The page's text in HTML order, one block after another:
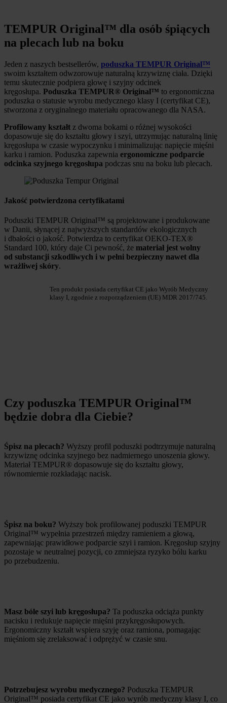
TEMPUR Original™ dla osób śpiących
na plecach lub na boku
Jeden z naszych bestsellerów, poduszka TEMPUR Original™
swoim kształtem odwzorowuje naturalną krzywiznę ciała. Dzięki
temu skutecznie podpiera głowę i szyjny odcinek
kręgosłupa. Poduszka TEMPUR® Original™ to ergonomiczna
poduszka o statusie wyrobu medycznego klasy I (certyfikat CE),
stworzona z oryginalnego materiału opracowanego dla NASA.
Profilowany kształt z dwoma bokami o różnej wysokości
dopasowuje się do kształtu głowy i szyi, utrzymując naturalną linię
kręgosłupa w czasie wypoczynku i minimalizując napięcie mięśni
karku i ramion. Poduszka zapewnia ergonomiczne podparcie
odcinka szyjnego kręgosłupa podczas snu na boku lub plecach.
Jakość potwierdzona certyfikatami
Poduszki TEMPUR Original™ są projektowane i produkowane
w Danii, słynącej z najwyższych standardów ekologicznych
i dbałości o jakość. Potwierdza to certyfikat OEKO-TEX®
Standard 100, który daje Ci pewność, że materiał jest wolny
od substancji szkodliwych i w pełni bezpieczny nawet dla
wrażliwej skóry.
Ten produkt posiada certyfikat CE jako Wyrób Medyczny
klasy I, zgodnie z rozporządzeniem (UE) MDR 2017/745.
Czy poduszka TEMPUR Original™
będzie dobra dla Ciebie?
Śpisz na plecach? Wyższy profil poduszki podtrzymuje naturalną
krzywiznę odcinka szyjnego bez nadmiernego unoszenia głowy.
Materiał TEMPUR® dopasowuje się do kształtu głowy,
równomiernie rozkładając nacisk.
Śpisz na boku? Wyższy bok profilowanej poduszki TEMPUR
Original™ wypełnia przestrzeń między ramieniem a głową,
zapewniając prawidłowe podparcie szyi i ramion. Kręgosłup szyjny
pozostaje w neutralnej pozycji, co zmniejsza ryzyko bólu karku
po przebudzeniu.
Masz bóle szyi lub kręgosłupa? Ta poduszka odciąża punkty
nacisku i redukuje napięcie mięśni przykręgosłupowych.
Ergonomiczny kształt wspiera szyję oraz ramiona, pomagając
mięśniom się zrelaksować i odprężyć w czasie snu.
Potrzebujesz wyrobu medycznego? Poduszka TEMPUR
Original™ posiada certyfikat CE jako wyrób medyczny klasy I, co